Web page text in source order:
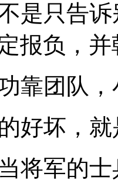
只告诉
报负，
团队，
坏，就
军的士